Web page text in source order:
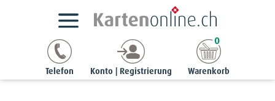
Telefon Konto | Registrierung Warenkorb
0
Noble-Karte - Feder mit Spruch «In Erinnerung zum Abschied»